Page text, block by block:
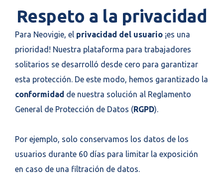
Respeto a la privacidad
Para Neovigie, el privacidad del usuario ¡es una
prioridad! Nuestra plataforma para trabajadores
solitarios se desarrolló desde cero para garantizar
esta protección. De este modo, hemos garantizado la
conformidad de nuestra solución al Reglamento
General de Protección de Datos (RGPD).
Por ejemplo, solo conservamos los datos de los
usuarios durante 60 días para limitar la exposición
en caso de una filtración de datos.